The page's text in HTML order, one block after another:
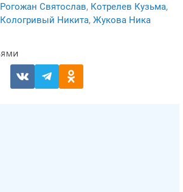
Рогожан Святослав, Котрелев Кузьма,
Кологривый Никита, Жукова Ника